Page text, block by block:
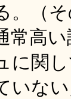
。（
高い
に関
いな